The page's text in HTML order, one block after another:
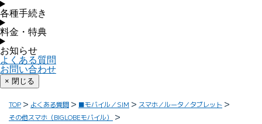
各種手続き
料金・特典
お知らせ
よくある質問
お問い合わせ
× 閉じる
TOP よくある質問 ■モバイル／SIM
スマホ／ルータ／タブレット
その他スマホ（BIGLOBEモバイル）